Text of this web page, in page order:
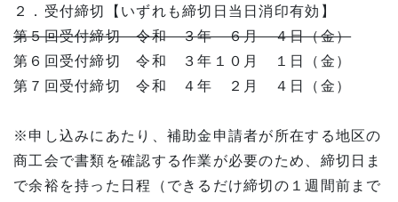
２．受付締切【いずれも締切日当日消印有効】
第５回受付締切 令和 ３年 ６月 ４日（金）
第６回受付締切 令和 ３年１０月 １日（金）
第７回受付締切 令和 ４年 ２月 ４日（金）
※申し込みにあたり、補助金申請者が所在する地区の
商工会で書類を確認する作業が必要のため、締切日ま
で余裕を持った日程（できるだけ締切の１週間前まで